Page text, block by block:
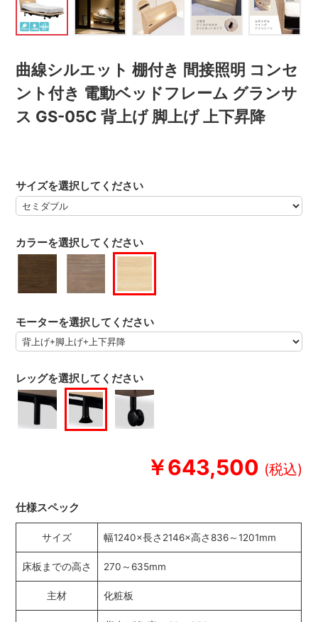
曲線シルエット 棚付き 間接照明 コンセ
ント付き 電動ベッドフレーム グランサ
ス GS-05C 背上げ 脚上げ 上下昇降
￥643,500
カラーを選択してください
サイズを選択してください
モーターを選択してください
レッグを選択してください
仕様スペック
サイズ 幅1240×長さ2146×高さ836～1201mm
床板までの高さ 270～635mm
主材 化粧板